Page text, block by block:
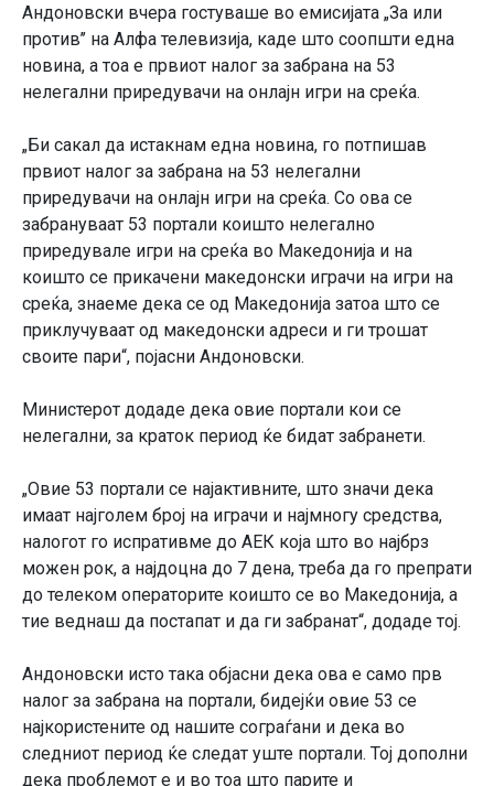
Андоновски вчера гостуваше во емисијата „За или
против’’ на Алфа телевизија, каде што соопшти една
новина, а тоа е првиот налог за забрана на 53
нелегални приредувачи на онлајн игри на среќа.
„Би сакал да истакнам една новина, го потпишав
првиот налог за забрана на 53 нелегални
приредувачи на онлајн игри на среќа. Со ова се
забрануваат 53 портали коишто нелегално
приредувале игри на среќа во Македонија и на
коишто се прикачени македонски играчи на игри на
среќа, знаеме дека се од Македонија затоа што се
приклучуваат од македонски адреси и ги трошат
своите пари“, појасни Андоновски.
Министерот додаде дека овие портали кои се
нелегални, за краток период ќе бидат забранети.
„Овие 53 портали се најактивните, што значи дека
имаат најголем број на играчи и најмногу средства,
налогот го испративме до АЕК која што во најбрз
можен рок, а најдоцна до 7 дена, треба да го препрати
до телеком операторите коишто се во Македонија, а
тие веднаш да постапат и да ги забранат“, додаде тој.
Андоновски исто така објасни дека ова е само прв
налог за забрана на портали, бидејќи овие 53 се
најкористените од нашите сограѓани и дека во
следниот период ќе следат уште портали. Тој дополни
дека проблемот е и во тоа што парите и